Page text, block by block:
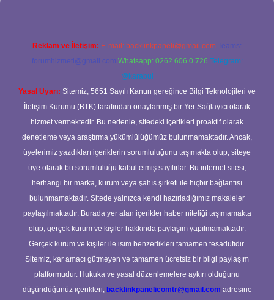
Reklam ve İletişim: E-mail: backlinkpaneli@gmail.com Teams:
forumhizmeti@gmail.com Whatsapp: 0262 606 0 726 Telegram:
@karabul
Yasal Uyarı: Sitemiz, 5651 Sayılı Kanun gereğince Bilgi Teknolojileri ve
İletişim Kurumu (BTK) tarafından onaylanmış bir Yer Sağlayıcı olarak
hizmet vermektedir. Bu nedenle, sitedeki içerikleri proaktif olarak
denetleme veya araştırma yükümlülüğümüz bulunmamaktadır. Ancak,
üyelerimiz yazdıkları içeriklerin sorumluluğunu taşımakta olup, siteye
üye olarak bu sorumluluğu kabul etmiş sayılırlar. Bu internet sitesi,
herhangi bir marka, kurum veya şahıs şirketi ile hiçbir bağlantısı
bulunmamaktadır. Sitede yalnızca kendi hazırladığımız makaleler
paylaşılmaktadır. Burada yer alan içerikler haber niteliği taşımamakta
olup, gerçek kurum ve kişiler hakkında paylaşım yapılmamaktadır.
Gerçek kurum ve kişiler ile isim benzerlikleri tamamen tesadüfidir.
Sitemiz, kar amacı gütmeyen ve tamamen ücretsiz bir bilgi paylaşım
platformudur. Hukuka ve yasal düzenlemelere aykırı olduğunu
düşündüğünüz içerikleri, backlinkpanelicomtr@gmail.com adresine